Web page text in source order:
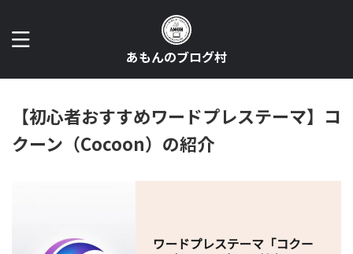
あもんのブログ村
【初心者おすすめワードプレステーマ】コ
クーン（Cocoon）の紹介